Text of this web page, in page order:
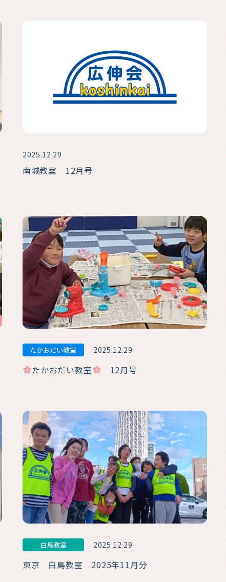
2025.12.29
南城教室 12月号
たかおだい教室 2025.12.29
たかおだい教室 12月号
白鳥教室 2025.12.29
東京 白鳥教室 2025年11月分